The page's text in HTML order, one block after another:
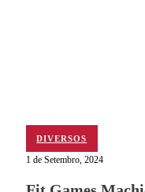
DIVERSOS
1 de Setembro, 2024